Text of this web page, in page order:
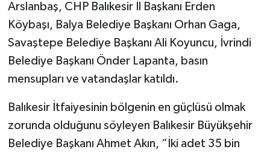
Arslanbaş, CHP Balıkesir İl Başkanı Erden
Köybaşı, Balya Belediye Başkanı Orhan Gaga,
Savaştepe Belediye Başkanı Ali Koyuncu, İvrindi
Belediye Başkanı Önder Lapanta, basın
mensupları ve vatandaşlar katıldı.
Balıkesir İtfaiyesinin bölgenin en güçlüsü olmak
zorunda olduğunu söyleyen Balıkesir Büyükşehir
Belediye Başkanı Ahmet Akın, “İki adet 35 bin